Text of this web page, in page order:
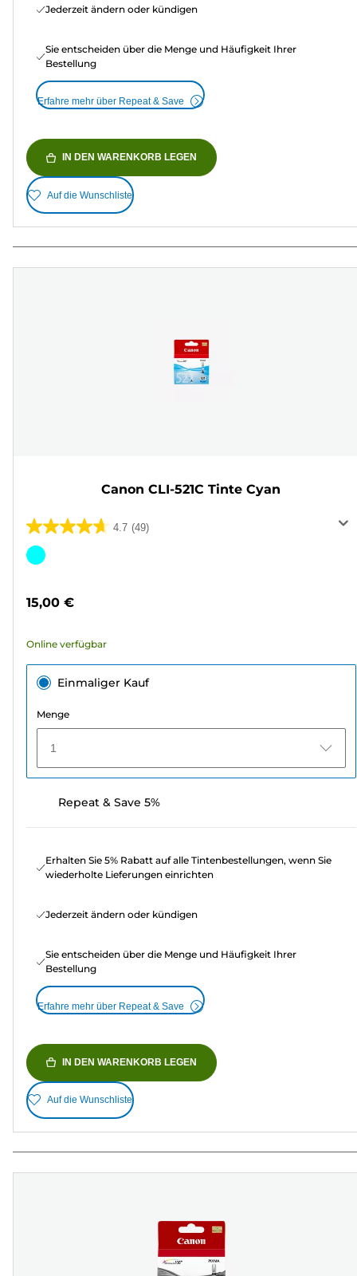
Jederzeit ändern oder kündigen
Sie entscheiden über die Menge und Häufigkeit Ihrer
Bestellung
Erfahre mehr über Repeat & Save
IN DEN WARENKORB LEGEN
Auf die Wunschliste
Canon CLI-521C Tinte Cyan
4.7 (49)
4.7
von
49
Farbpatrone
15,00 €
Online verfügbar
Einmaliger Kauf
Menge
1
Repeat & Save 5%
Erhalten Sie 5% Rabatt auf alle Tintenbestellungen, wenn Sie
wiederholte Lieferungen einrichten
Jederzeit ändern oder kündigen
Sie entscheiden über die Menge und Häufigkeit Ihrer
Bestellung
Erfahre mehr über Repeat & Save
IN DEN WARENKORB LEGEN
Auf die Wunschliste